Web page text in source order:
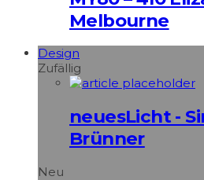
Melbourne
Design
Zufällig
neuesLicht -
Brünner
Neu